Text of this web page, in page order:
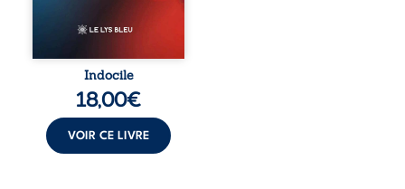
vivent trop fort,
trop vrai, trop tôt.
traversée. Une
langue nue. Une
insurrection
calme. Une
déclaration
d’existence pour ...
Indocile
18,00€
VOIR CE LIVRE